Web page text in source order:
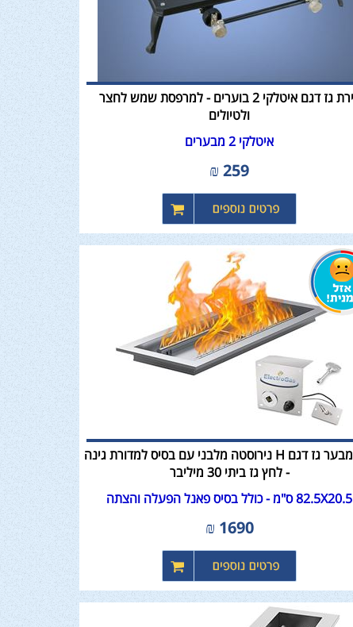
כירת גז דגם איטלקי 2 בוערים - למרפסת שמש לחצר
ולטיולים
איטלקי 2 מבערים
259
₪
קיט מבער גז דגם H נירוסטה מלבני עם בסיס למדורת גינה
- לחץ גז ביתי 30 מיליבר
82.5X20.5 ס"מ - כולל בסיס פאנל הפעלה והצתה
1690
₪